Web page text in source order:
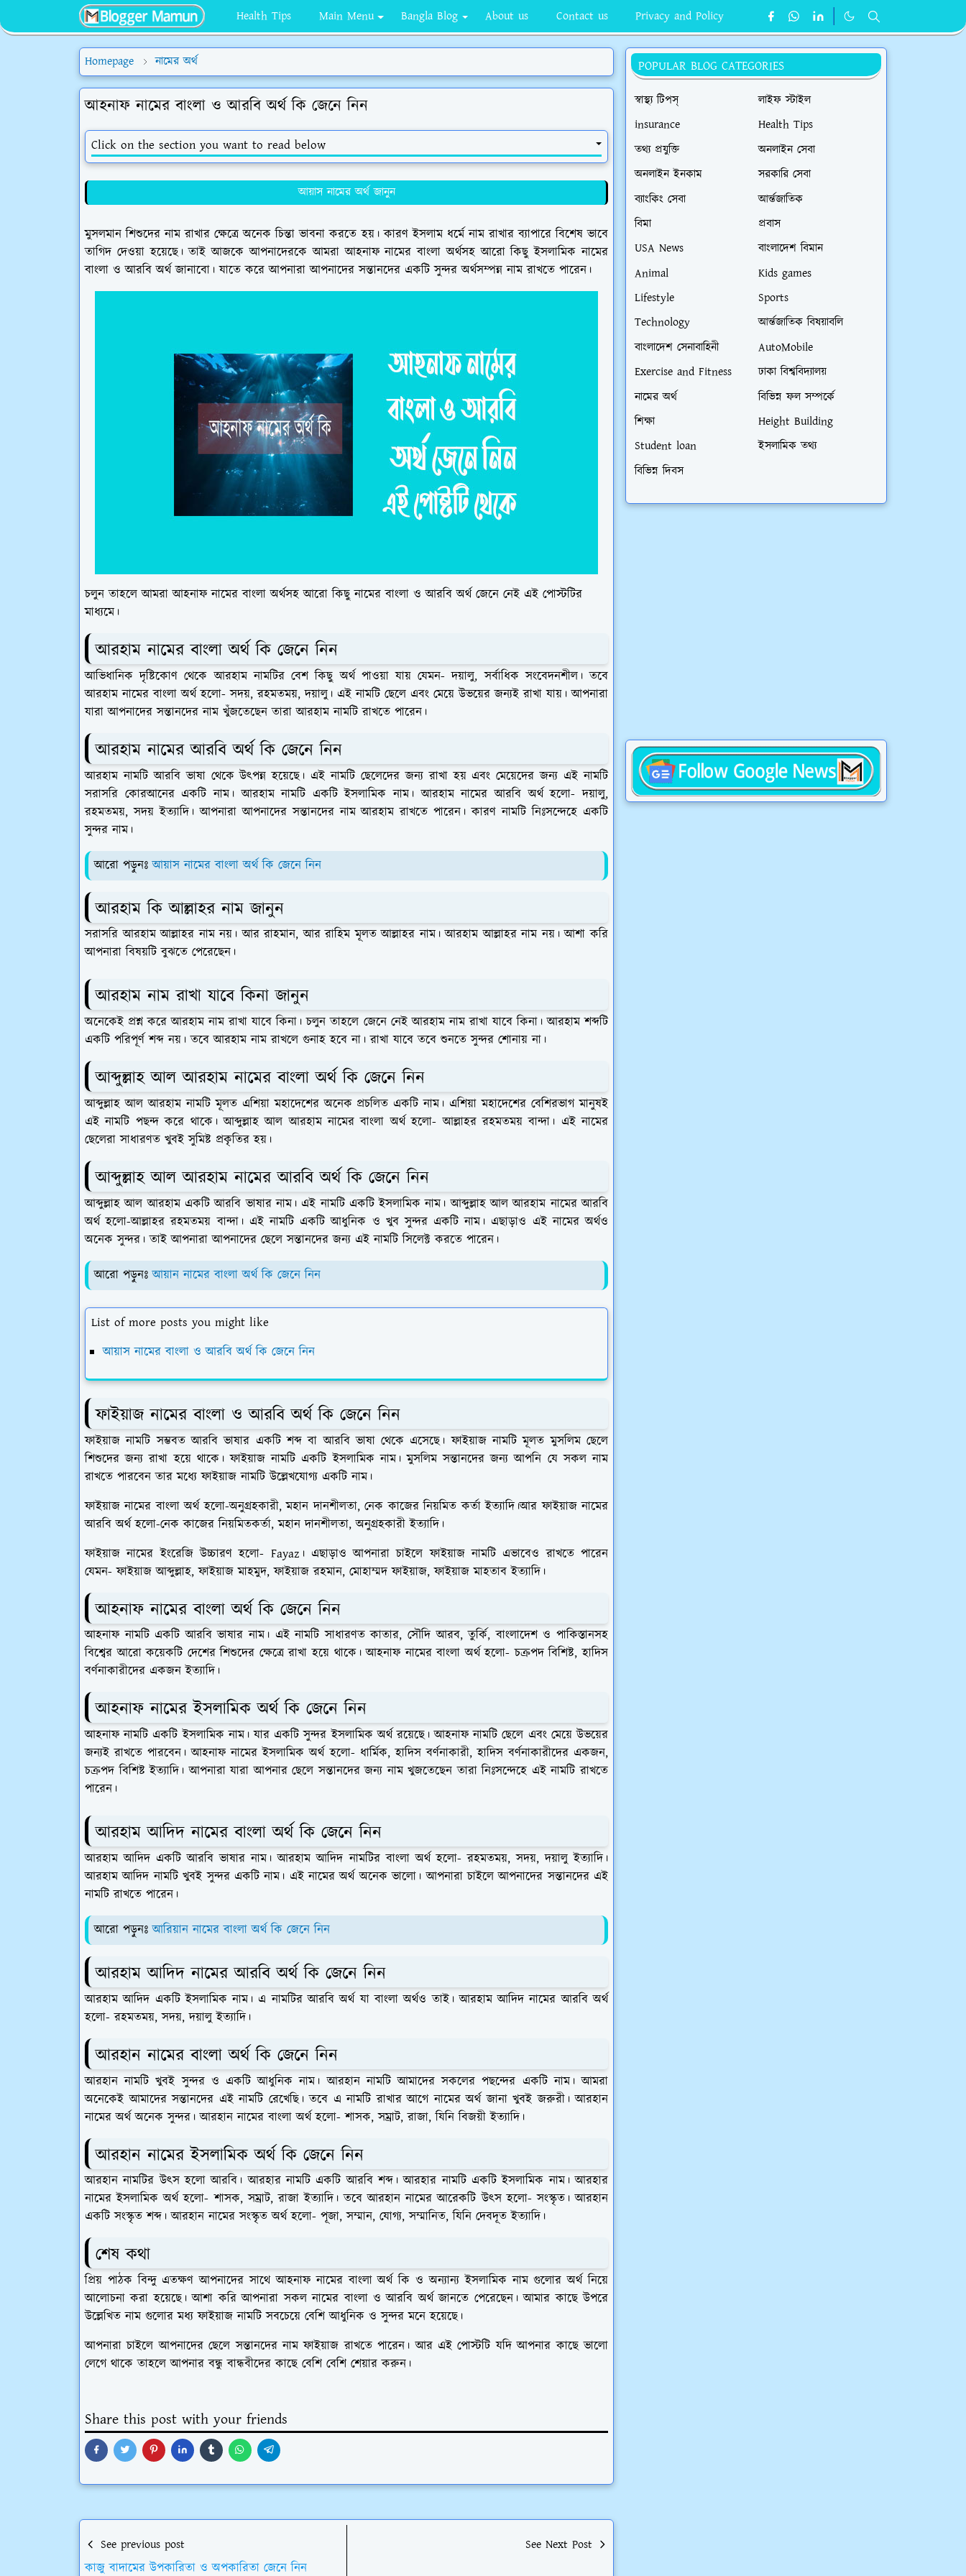
Health Tips Main Menu Bangla Blog About us Contact us Privacy and Policy
Homepage নামের অর্থ
আহনাফ নামের বাংলা ও আরবি অর্থ কি জেনে নিন
Click on the section you want to read below
আয়াস নামের অর্থ জানুন
মুসলমান শিশুদের নাম রাখার ক্ষেত্রে অনেক চিন্তা ভাবনা করতে হয়। কারণ ইসলাম ধর্মে নাম রাখার ব্যাপারে বিশেষ ভাবে
তাগিদ দেওয়া হয়েছে। তাই আজকে আপনাদেরকে আমরা আহনাফ নামের বাংলা অর্থসহ আরো কিছু ইসলামিক নামের
বাংলা ও আরবি অর্থ জানাবো। যাতে করে আপনারা আপনাদের সন্তানদের একটি সুন্দর অর্থসম্পন্ন নাম রাখতে পারেন।
চলুন তাহলে আমরা আহনাফ নামের বাংলা অর্থসহ আরো কিছু নামের বাংলা ও আরবি অর্থ জেনে নেই এই পোস্টটির
মাধ্যমে।
আরহাম নামের বাংলা অর্থ কি জেনে নিন
আভিধানিক দৃষ্টিকোণ থেকে আরহাম নামটির বেশ কিছু অর্থ পাওয়া যায় যেমন- দয়ালু, সর্বাধিক সংবেদনশীল। তবে
আরহাম নামের বাংলা অর্থ হলো- সদয়, রহমতময়, দয়ালু। এই নামটি ছেলে এবং মেয়ে উভয়ের জন্যই রাখা যায়। আপনারা
যারা আপনাদের সন্তানদের নাম খুঁজতেছেন তারা আরহাম নামটি রাখতে পারেন।
আরহাম নামের আরবি অর্থ কি জেনে নিন
আরহাম নামটি আরবি ভাষা থেকে উৎপন্ন হয়েছে। এই নামটি ছেলেদের জন্য রাখা হয় এবং মেয়েদের জন্য এই নামটি
সরাসরি কোরআনের একটি নাম। আরহাম নামটি একটি ইসলামিক নাম। আরহাম নামের আরবি অর্থ হলো- দয়ালু,
রহমতময়, সদয় ইত্যাদি। আপনারা আপনাদের সন্তানদের নাম আরহাম রাখতে পারেন। কারণ নামটি নিঃসন্দেহে একটি
সুন্দর নাম।
আরো পড়ুনঃআয়াস নামের বাংলা অর্থ কি জেনে নিন
আরহাম কি আল্লাহর নাম জানুন
সরাসরি আরহাম আল্লাহর নাম নয়। আর রাহমান, আর রাহিম মূলত আল্লাহর নাম। আরহাম আল্লাহর নাম নয়। আশা করি
আপনারা বিষয়টি বুঝতে পেরেছেন।
আরহাম নাম রাখা যাবে কিনা জানুন
অনেকেই প্রশ্ন করে আরহাম নাম রাখা যাবে কিনা। চলুন তাহলে জেনে নেই আরহাম নাম রাখা যাবে কিনা। আরহাম শব্দটি
একটি পরিপূর্ণ শব্দ নয়। তবে আরহাম নাম রাখলে গুনাহ হবে না। রাখা যাবে তবে শুনতে সুন্দর শোনায় না।
আব্দুল্লাহ আল আরহাম নামের বাংলা অর্থ কি জেনে নিন
আব্দুল্লাহ আল আরহাম নামটি মূলত এশিয়া মহাদেশের অনেক প্রচলিত একটি নাম। এশিয়া মহাদেশের বেশিরভাগ মানুষই
এই নামটি পছন্দ করে থাকে। আব্দুল্লাহ আল আরহাম নামের বাংলা অর্থ হলো- আল্লাহর রহমতময় বান্দা। এই নামের
ছেলেরা সাধারণত খুবই সুমিষ্ট প্রকৃতির হয়।
আব্দুল্লাহ আল আরহাম নামের আরবি অর্থ কি জেনে নিন
আব্দুল্লাহ আল আরহাম একটি আরবি ভাষার নাম। এই নামটি একটি ইসলামিক নাম। আব্দুল্লাহ আল আরহাম নামের আরবি
অর্থ হলো-আল্লাহর রহমতময় বান্দা। এই নামটি একটি আধুনিক ও খুব সুন্দর একটি নাম। এছাড়াও এই নামের অর্থও
অনেক সুন্দর। তাই আপনারা আপনাদের ছেলে সন্তানদের জন্য এই নামটি সিলেক্ট করতে পারেন।
আরো পড়ুনঃআয়ান নামের বাংলা অর্থ কি জেনে নিন
List of more posts you might like
আয়াস নামের বাংলা ও আরবি অর্থ কি জেনে নিন
ফাইয়াজ নামের বাংলা ও আরবি অর্থ কি জেনে নিন
ফাইয়াজ নামটি সম্ভবত আরবি ভাষার একটি শব্দ বা আরবি ভাষা থেকে এসেছে। ফাইয়াজ নামটি মূলত মুসলিম ছেলে
শিশুদের জন্য রাখা হয়ে থাকে। ফাইয়াজ নামটি একটি ইসলামিক নাম। মুসলিম সন্তানদের জন্য আপনি যে সকল নাম
রাখতে পারবেন তার মধ্যে ফাইয়াজ নামটি উল্লেখযোগ্য একটি নাম।
ফাইয়াজ নামের বাংলা অর্থ হলো-অনুগ্রহকারী, মহান দানশীলতা, নেক কাজের নিয়মিত কর্তা ইত্যাদি।আর ফাইয়াজ নামের
আরবি অর্থ হলো-নেক কাজের নিয়মিতকর্তা, মহান দানশীলতা, অনুগ্রহকারী ইত্যাদি।
ফাইয়াজ নামের ইংরেজি উচ্চারণ হলো- Fayaz। এছাড়াও আপনারা চাইলে ফাইয়াজ নামটি এভাবেও রাখতে পারেন
যেমন- ফাইয়াজ আব্দুল্লাহ, ফাইয়াজ মাহমুদ, ফাইয়াজ রহমান, মোহাম্মদ ফাইয়াজ, ফাইয়াজ মাহতাব ইত্যাদি।
আহনাফ নামের বাংলা অর্থ কি জেনে নিন
আহনাফ নামটি একটি আরবি ভাষার নাম। এই নামটি সাধারণত কাতার, সৌদি আরব, তুর্কি, বাংলাদেশ ও পাকিস্তানসহ
বিশ্বের আরো কয়েকটি দেশের শিশুদের ক্ষেত্রে রাখা হয়ে থাকে। আহনাফ নামের বাংলা অর্থ হলো- চক্রপদ বিশিষ্ট, হাদিস
বর্ণনাকারীদের একজন ইত্যাদি।
আহনাফ নামের ইসলামিক অর্থ কি জেনে নিন
আহনাফ নামটি একটি ইসলামিক নাম। যার একটি সুন্দর ইসলামিক অর্থ রয়েছে। আহনাফ নামটি ছেলে এবং মেয়ে উভয়ের
জন্যই রাখতে পারবেন। আহনাফ নামের ইসলামিক অর্থ হলো- ধার্মিক, হাদিস বর্ণনাকারী, হাদিস বর্ণনাকারীদের একজন,
চক্রপদ বিশিষ্ট ইত্যাদি। আপনারা যারা আপনার ছেলে সন্তানদের জন্য নাম খুজতেছেন তারা নিঃসন্দেহে এই নামটি রাখতে
পারেন।
আরহাম আদিদ নামের বাংলা অর্থ কি জেনে নিন
আরহাম আদিদ একটি আরবি ভাষার নাম। আরহাম আদিদ নামটির বাংলা অর্থ হলো- রহমতময়, সদয়, দয়ালু ইত্যাদি।
আরহাম আদিদ নামটি খুবই সুন্দর একটি নাম। এই নামের অর্থ অনেক ভালো। আপনারা চাইলে আপনাদের সন্তানদের এই
নামটি রাখতে পারেন।
আরো পড়ুনঃআরিয়ান নামের বাংলা অর্থ কি জেনে নিন
আরহাম আদিদ নামের আরবি অর্থ কি জেনে নিন
আরহাম আদিদ একটি ইসলামিক নাম। এ নামটির আরবি অর্থ যা বাংলা অর্থও তাই। আরহাম আদিদ নামের আরবি অর্থ
হলো- রহমতময়, সদয়, দয়ালু ইত্যাদি।
আরহান নামের বাংলা অর্থ কি জেনে নিন
আরহান নামটি খুবই সুন্দর ও একটি আধুনিক নাম। আরহান নামটি আমাদের সকলের পছন্দের একটি নাম। আমরা
অনেকেই আমাদের সন্তানদের এই নামটি রেখেছি। তবে এ নামটি রাখার আগে নামের অর্থ জানা খুবই জরুরী। আরহান
নামের অর্থ অনেক সুন্দর। আরহান নামের বাংলা অর্থ হলো- শাসক, সম্রাট, রাজা, যিনি বিজয়ী ইত্যাদি।
আরহান নামের ইসলামিক অর্থ কি জেনে নিন
আরহান নামটির উৎস হলো আরবি। আরহার নামটি একটি আরবি শব্দ। আরহার নামটি একটি ইসলামিক নাম। আরহার
নামের ইসলামিক অর্থ হলো- শাসক, সম্রাট, রাজা ইত্যাদি। তবে আরহান নামের আরেকটি উৎস হলো- সংস্কৃত। আরহান
একটি সংস্কৃত শব্দ। আরহান নামের সংস্কৃত অর্থ হলো- পূজা, সম্মান, যোগ্য, সম্মানিত, যিনি দেবদূত ইত্যাদি।
শেষ কথা
প্রিয় পাঠক বিন্দু এতক্ষণ আপনাদের সাথে আহনাফ নামের বাংলা অর্থ কি ও অন্যান্য ইসলামিক নাম গুলোর অর্থ নিয়ে
আলোচনা করা হয়েছে। আশা করি আপনারা সকল নামের বাংলা ও আরবি অর্থ জানতে পেরেছেন। আমার কাছে উপরে
উল্লেখিত নাম গুলোর মধ্য ফাইয়াজ নামটি সবচেয়ে বেশি আধুনিক ও সুন্দর মনে হয়েছে।
আপনারা চাইলে আপনাদের ছেলে সন্তানদের নাম ফাইয়াজ রাখতে পারেন। আর এই পোস্টটি যদি আপনার কাছে ভালো
লেগে থাকে তাহলে আপনার বন্ধু বান্ধবীদের কাছে বেশি বেশি শেয়ার করুন।
Share this post with your friends
See previous post
কাজু বাদামের উপকারিতা ও অপকারিতা জেনে নিন
See Next Post
POPULAR BLOG CATEGORIES
স্বাস্থ্য টিপস্
লাইফ স্টাইল
insurance
Health Tips
তথ্য প্রযুক্তি
অনলাইন সেবা
অনলাইন ইনকাম
সরকারি সেবা
ব্যাংকিং সেবা
আর্ন্তজাতিক
বিমা
প্রবাস
USA News
বাংলাদেশ বিমান
Animal
Kids games
Lifestyle
Sports
Technology
আর্ন্তজাতিক বিষয়াবলি
বাংলাদেশ সেনাবাহিনী
AutoMobile
Exercise and Fitness
ঢাকা বিশ্ববিদ্যালয়
নামের অর্থ
বিভিন্ন ফল সম্পর্কে
শিক্ষা
Height Building
Student loan
ইসলামিক তথ্য
বিভিন্ন দিবস